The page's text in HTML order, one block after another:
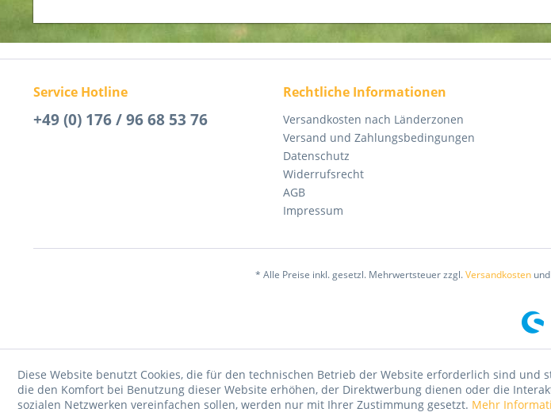
Service Hotline
+49 (0) 176 / 96 68 53 76
Rechtliche Informationen
Versandkosten nach Länderzonen
Versand und Zahlungsbedingungen
Datenschutz
Widerrufsrecht
AGB
Impressum
* Alle Preise inkl. gesetzl. Mehrwertsteuer zzgl.Versandkostenund
Diese Website benutzt Cookies, die für den technischen Betrieb der Website erforderlich sind und
die den Komfort bei Benutzung dieser Website erhöhen, der Direktwerbung dienen oder die
sozialen Netzwerken vereinfachen sollen, werden nur mit Ihrer Zustimmung gesetzt. Mehr